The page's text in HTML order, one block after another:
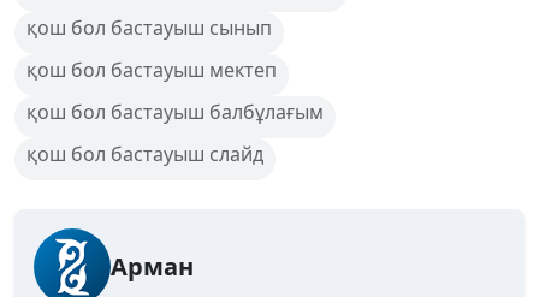
қош бол бастауыш сынып
қош бол бастауыш мектеп
қош бол бастауыш балбұлағым
қош бол бастауыш слайд
Арман